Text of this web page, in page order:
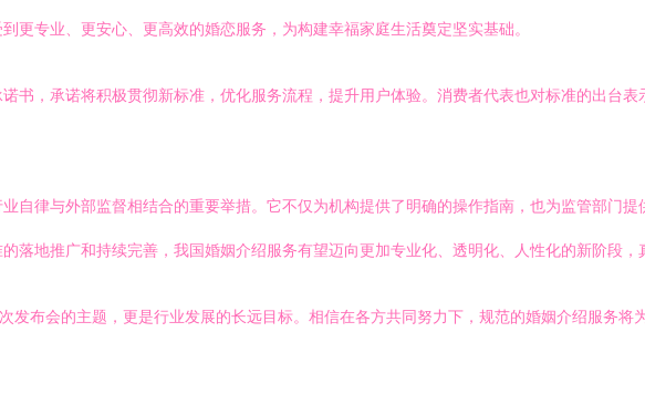
更专业、更安心、更高效的婚恋服务，为构建幸福家庭生活奠定坚实基础。
书，承诺将积极贯彻新标准，优化服务流程，提升用户体验。消费者代表也对标准的出台
自律与外部监督相结合的重要举措。它不仅为机构提供了明确的操作指南，也为监管部门
落地推广和持续完善，我国婚姻介绍服务有望迈向更加专业化、透明化、人性化的新阶段，
发布会的主题，更是行业发展的长远目标。相信在各方共同努力下，规范的婚姻介绍服务